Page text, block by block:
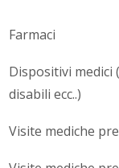
Farmaci
Dispositivi
disabili ecc..)
Visite mediche